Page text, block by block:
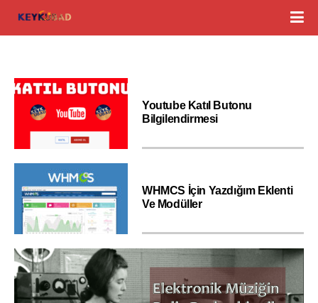
Youtube Katıl Butonu
Bilgilendirmesi
WHMCS İçin Yazdığım Eklenti
Ve Modüller